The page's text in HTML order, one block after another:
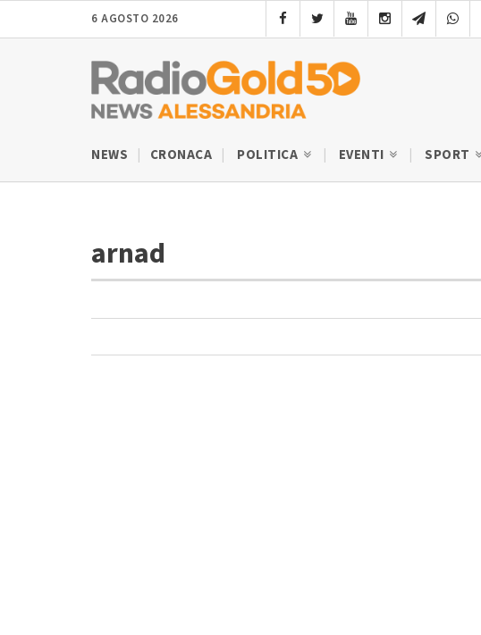
6 AGOSTO 2026
NEWS CRONACA POLITICA EVENTI SPORT
arnad